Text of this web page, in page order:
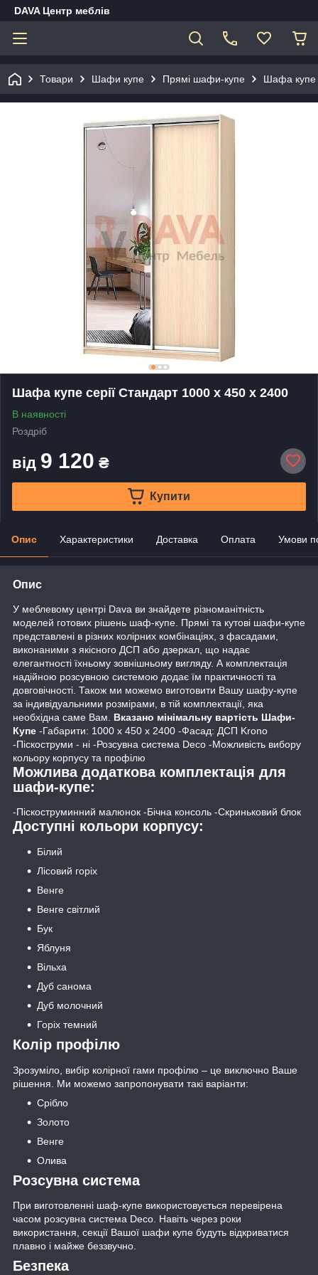
DAVA Центр меблів
Товари Шафи купе Прямі шафи-купе Шафа купе
Шафа купе серії Стандарт 1000 х 450 х 2400
В наявності
Роздріб
від 9 120 ₴
Купити
Опис Характеристики Доставка Оплата Умови
Опис
У меблевому центрі Dava ви знайдете різноманітність
моделей готових рішень шаф-купе. Прямі та кутові шафи-купе
представлені в різних колірних комбінаціях, з фасадами,
виконаними з якісного ДСП або дзеркал, що надає
елегантності їхньому зовнішньому вигляду. А комплектація
надійною розсувною системою додає їм практичності та
довговічності. Також ми можемо виготовити Вашу шафу-купе
за індивідуальними розмірами, в тій комплектації, яка
необхідна саме Вам. Вказано мінімальну вартість Шафи-
Купе -Габарити: 1000 х 450 х 2400 -Фасад: ДСП Krono
-Піскоструми - ні -Розсувна система Deco -Можливість вибору
кольору корпусу та профілю
Можлива додаткова комплектація для
шафи-купе:
-Піскоструминний малюнок -Бічна консоль -Скриньковий блок
Доступні кольори корпусу:
Білий
Лісовий горіх
Венге
Венге світлий
Бук
Яблуня
Вільха
Дуб санома
Дуб молочний
Горіх темний
Колір профілю
Зрозуміло, вибір колірної гами профілю – це виключно Ваше
рішення. Ми можемо запропонувати такі варіанти:
Срібло
Золото
Венге
Олива
Розсувна система
При виготовленні шаф-купе використовується перевірена
часом розсувна система Deco. Навіть через роки
використання, секції Вашої шафи купе будуть відкриватися
плавно і майже беззвучно.
Безпека